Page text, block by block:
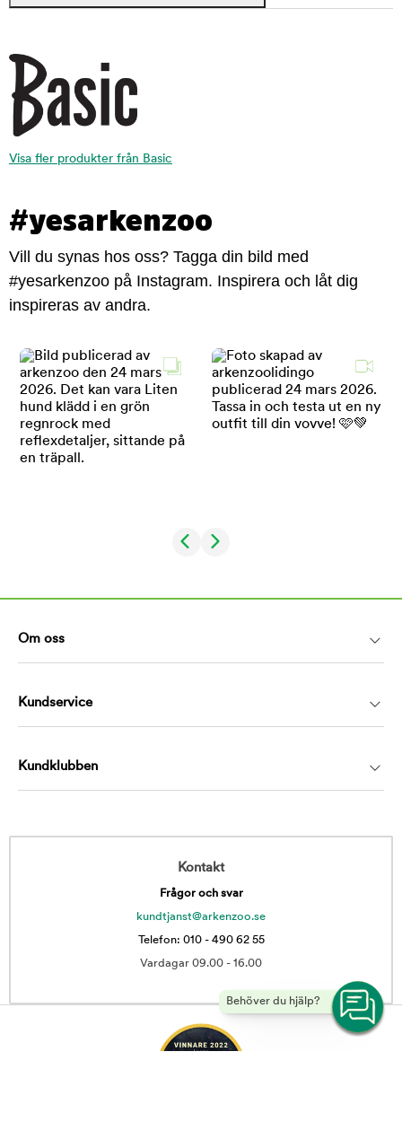
Visa fler produkter från Basic
#yesarkenzoo
Vill du synas hos oss? Tagga din bild med
#yesarkenzoo på Instagram. Inspirera och låt dig
inspireras av andra.
Behöver du hjälp?
Om oss
Kundservice
Kundklubben
Kontakt
Frågor och svar
kundtjanst@arkenzoo.se
Telefon: 010 - 490 62 55
Vardagar 09.00 - 16.00